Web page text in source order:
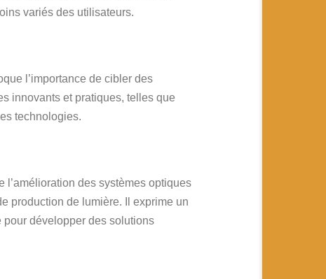
variés des utilisateurs.
l’importance de cibler des
innovants et pratiques, telles que
technologies.
l’amélioration des systèmes optiques
production de lumière. Il exprime un
pour développer des solutions